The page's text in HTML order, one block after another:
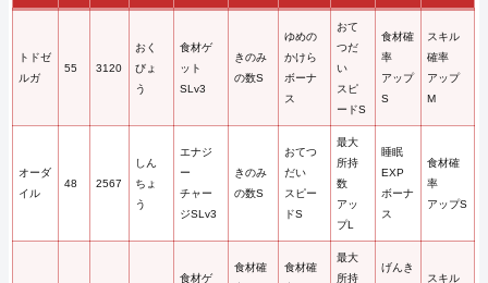
トドゼ
ルガ
55 3120
おく
びょ
う
食材ゲ
ット
SLv3
きのみ
の数S
ゆめの
かけら
ボーナ
ス
おて
つだ
い
スピ
ードS
食材確
率
アップ
S
スキル
確率
アップ
M
オーダ
イル
48 2567
しん
ちょ
う
エナジ
ー
チャー
ジSLv3
きのみ
の数S
おてつ
だい
スピー
ドS
最大
所持
数
アッ
プL
睡眠
EXP
ボーナ
ス
食材確
率
アップS
食材ゲ
食材確
食材確
最大
所持
げんき
スキル